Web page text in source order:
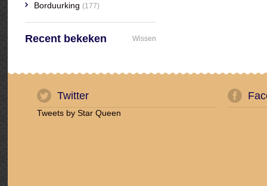
Borduurking (177)
Recent bekeken Wissen
Twitter
Tweets by Star Queen